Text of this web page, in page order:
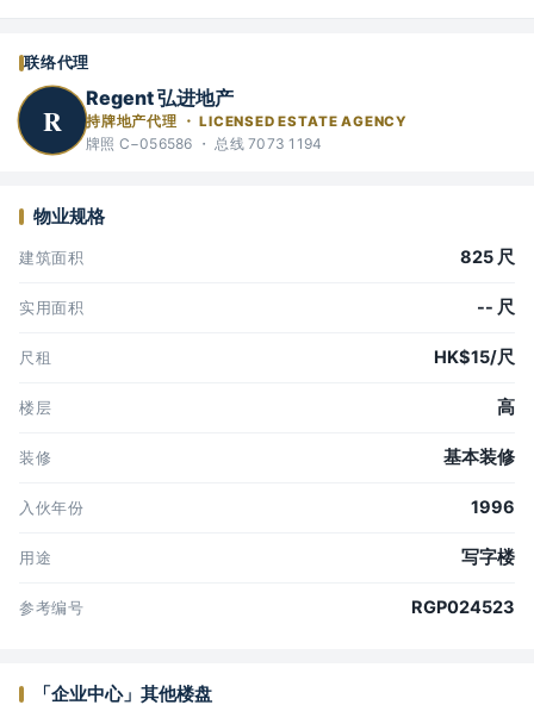
联络代理
R
Regent 弘进地产
持牌地产代理 ・ LICENSED ESTATE AGENCY
牌照 C−056586 ・ 总线 7073 1194
物业规格
建筑面积 825 尺
实用面积 -- 尺
尺租 HK$15/尺
楼层 高
装修 基本装修
入伙年份 1996
用途 写字楼
参考编号 RGP024523
「企业中心」其他楼盘